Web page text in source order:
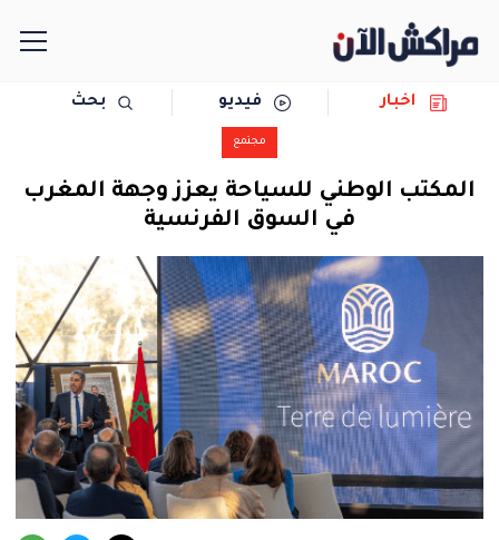
مجتمع
المرأة
فنية
اخبار فيديو بحث
مجتمع
المكتب الوطني للسياحة يعزز وجهة المغرب
في السوق الفرنسية